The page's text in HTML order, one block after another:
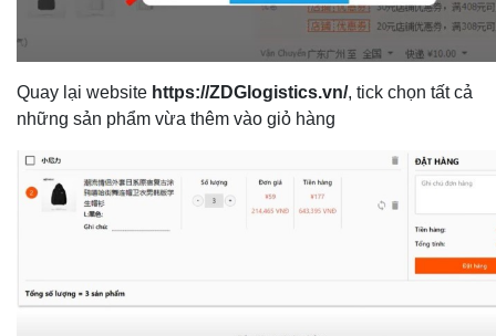
Quay lại website https://ZDGlogistics.vn/, tick chọn tất cả
những sản phẩm vừa thêm vào giỏ hàng